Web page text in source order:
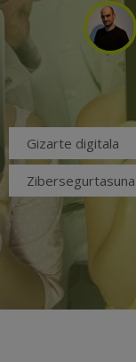
Gizarte digitala
Zibersegurtasuna